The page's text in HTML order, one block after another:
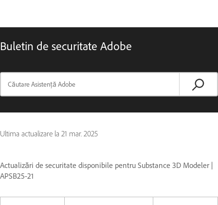
Buletin de securitate Adobe
Ultima actualizare la 21 mar. 2025
Actualizări de securitate disponibile pentru Substance 3D Modeler |
APSB25-21